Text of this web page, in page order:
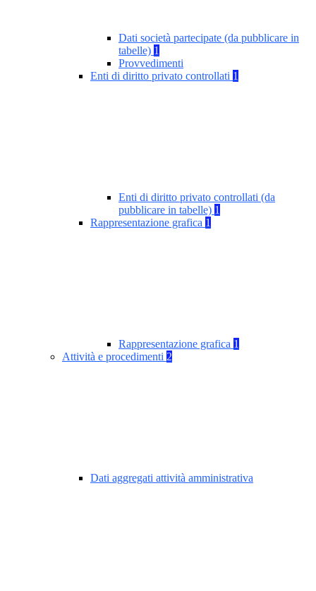
Dati società partecipate (da pubblicare in
tabelle) 1
Provvedimenti
Enti di diritto privato controllati 1
Enti di diritto privato controllati (da
pubblicare in tabelle) 1
Rappresentazione grafica 1
Rappresentazione grafica 1
Attività e procedimenti 2
Dati aggregati attività amministrativa